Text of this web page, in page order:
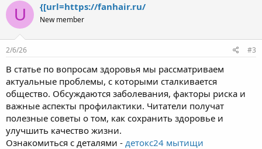
U {[url=https://fanhair.ru/
New member
2/6/26 #3
В статье по вопросам здоровья мы рассматриваем
актуальные проблемы, с которыми сталкивается
общество. Обсуждаются заболевания, факторы риска и
важные аспекты профилактики. Читатели получат
полезные советы о том, как сохранить здоровье и
улучшить качество жизни.
Ознакомиться с деталями - детокс24 мытищи